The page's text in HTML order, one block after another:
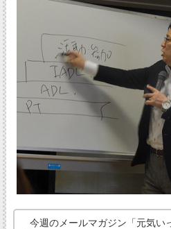
今週のメールマガジン「元気い